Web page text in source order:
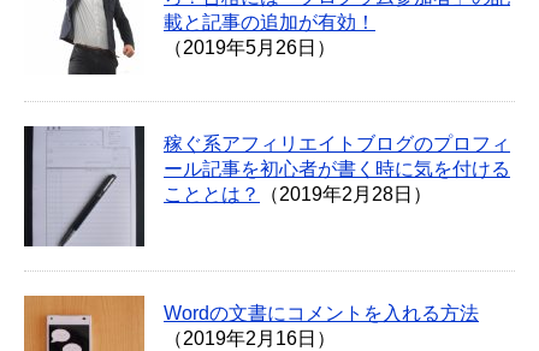
載と記事の追加が有効！
（2019年5月26日）
稼ぐ系アフィリエイトブログのプロフィ
ール記事を初心者が書く時に気を付ける
こととは？
（2019年2月28日）
Wordの文書にコメントを入れる方法
（2019年2月16日）